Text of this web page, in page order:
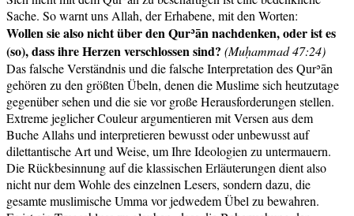
Sache. So warnt uns Allah, der Erhabene, mit den Worten:
Wollen sie also nicht über den Qurʾān nachdenken, oder ist es
(so), dass ihre Herzen verschlossen sind? (Muḥammad 47:24)
Das falsche Verständnis und die falsche Interpretation des Qurʾān
gehören zu den größten Übeln, denen die Muslime sich heutzutage
gegenüber sehen und die sie vor große Herausforderungen stellen.
Extreme jeglicher Couleur argumentieren mit Versen aus dem
Buche Allahs und interpretieren bewusst oder unbewusst auf
dilettantische Art und Weise, um Ihre Ideologien zu untermauern.
Die Rückbesinnung auf die klassischen Erläuterungen dient also
nicht nur dem Wohle des einzelnen Lesers, sondern dazu, die
gesamte muslimische Umma vor jedwedem Übel zu bewahren.